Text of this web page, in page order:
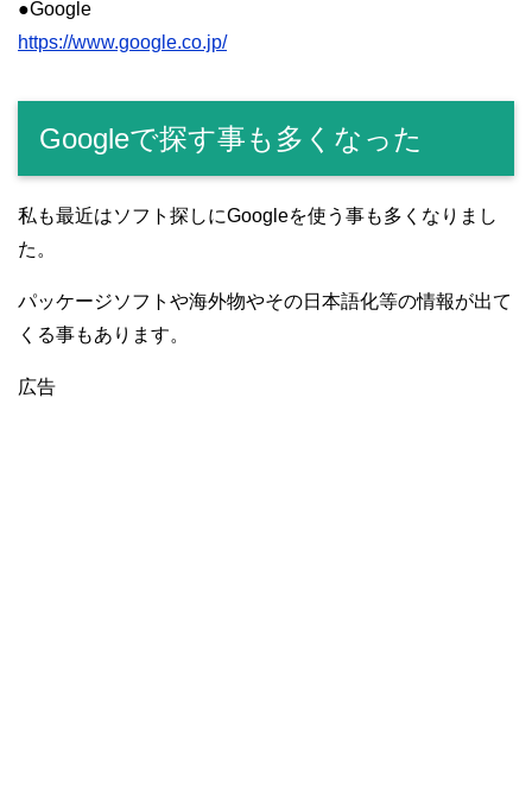
●Google
https://www.google.co.jp/
Googleで探す事も多くなった
私も最近はソフト探しにGoogleを使う事も多くなりまし
た。
パッケージソフトや海外物やその日本語化等の情報が出て
くる事もあります。
広告